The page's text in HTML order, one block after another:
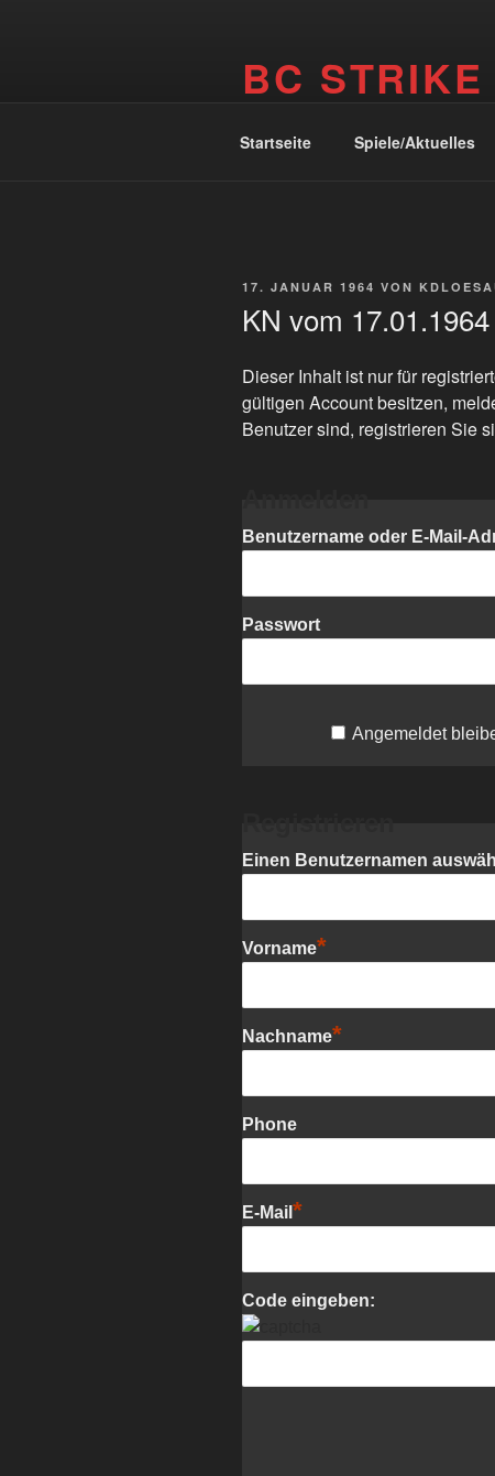
BC
Startseite Spiele/Aktuelles
VERÖFFENTLICHT
17. JANUAR 1964 VON
KN vom 17.01.1964
Dieser Inhalt ist nur für
gültigen Account besitzen,
Benutzer sind, registrieren Sie
Benutzername oder E-Mail-
Passwort
Angemeldet
Einen Benutzernamen
Vorname*
Nachname*
Phone
E-Mail *
Code eingeben: